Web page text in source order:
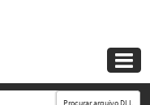

Procurar arquivo DLL